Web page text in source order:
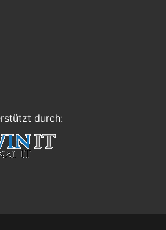
durch: